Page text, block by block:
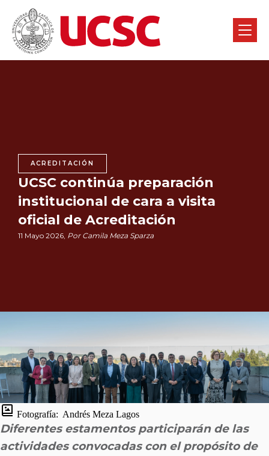
ACREDITACIÓN
UCSC continúa preparación
institucional de cara a visita
oficial de Acreditación
11 Mayo 2026, Por Camila Meza Sparza
Fotografía: Andrés Meza Lagos
Diferentes estamentos participarán de las
actividades convocadas con el propósito de